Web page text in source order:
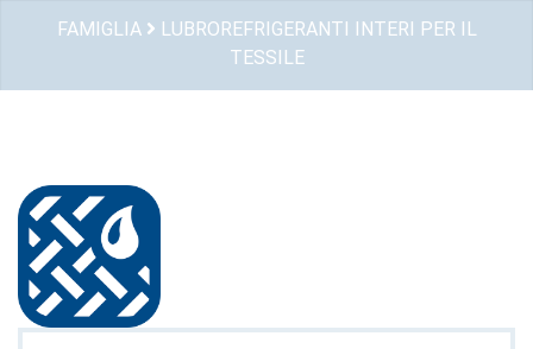
FAMIGLIA
LUBROREFRIGERANTI INTERI PER IL
TESSILE